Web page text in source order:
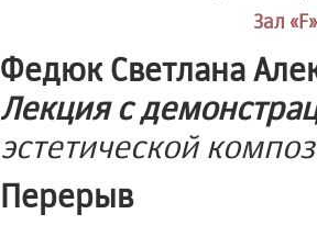
Зал
Федюк Светлана
Лекция с
эстетической
Перерыв